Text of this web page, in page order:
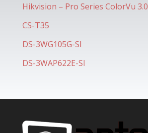
Hikvision – Pro Series ColorVu 3.0
CS-T35
DS-3WG105G-SI
DS-3WAP622E-SI